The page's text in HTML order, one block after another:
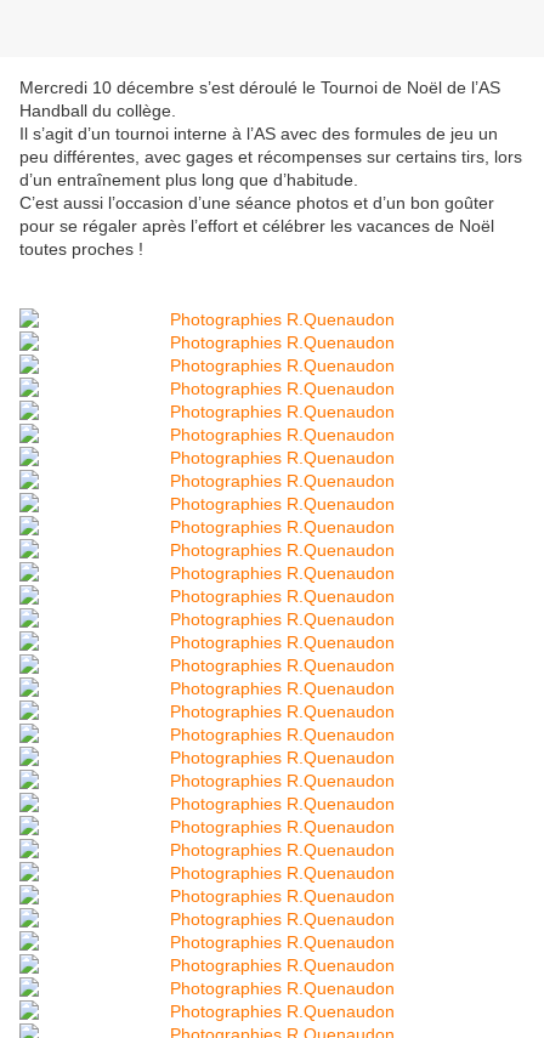
Mercredi 10 décembre s’est déroulé le Tournoi de Noël de l’AS
Handball du collège.
Il s’agit d’un tournoi interne à l’AS avec des formules de jeu un
peu différentes, avec gages et récompenses sur certains tirs, lors
d’un entraînement plus long que d’habitude.
C’est aussi l’occasion d’une séance photos et d’un bon goûter
pour se régaler après l’effort et célébrer les vacances de Noël
toutes proches !